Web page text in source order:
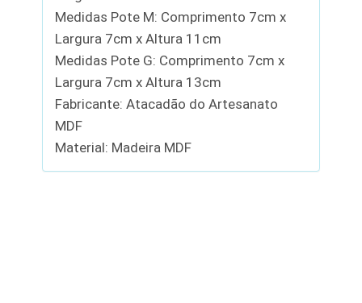
Medidas Pote M: Comprimento 7cm x
Largura 7cm x Altura 11cm
Medidas Pote G: Comprimento 7cm x
Largura 7cm x Altura 13cm
Fabricante: Atacadão do Artesanato
MDF
Material: Madeira MDF